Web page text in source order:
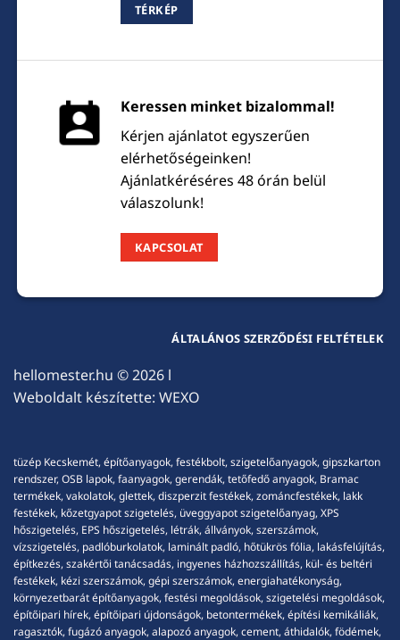
TÉRKÉP
Keressen minket bizalommal!
Kérjen ajánlatot egyszerűen
elérhetőségeinken!
Ajánlatkéréséres 48 órán belül
válaszolunk!
KAPCSOLAT
hellomester.hu © 2026 l
Weboldalt készítette: WEXO
ÁLTALÁNOS SZERZŐDÉSI FELTÉTELEK
tüzép Kecskemét, építőanyagok, festékbolt, szigetelőanyagok, gipszkarton
rendszer, OSB lapok, faanyagok, gerendák, tetőfedő anyagok, Bramac
termékek, vakolatok, glettek, diszperzit festékek, zománcfestékek, lakk
festékek, kőzetgyapot szigetelés, üveggyapot szigetelőanyag, XPS
hőszigetelés, EPS hőszigetelés, létrák, állványok, szerszámok,
vízszigetelés, padlóburkolatok, laminált padló, hőtükrös fólia, lakásfelújítás,
építkezés, szakértői tanácsadás, ingyenes házhozszállítás, kül- és beltéri
festékek, kézi szerszámok, gépi szerszámok, energiahatékonyság,
környezetbarát építőanyagok, festési megoldások, szigetelési megoldások,
építőipari hírek, építőipari újdonságok, betontermékek, építési kemikáliák,
ragasztók, fugázó anyagok, alapozó anyagok, cement, áthidalók, födémek,